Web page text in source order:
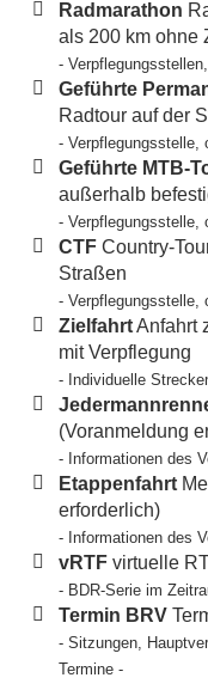
Radmarathon
als 200 km ohne
-
Geführte
Radtour auf der
- Verpflegungsstelle,
Geführte MTB-
außerhalb
- Verpflegungsstelle,
CTF Country-
Straßen
- Verpflegungsstelle,
ZielfahrtAnfahrt
mit Verpflegung
- Individuelle
(Voranmeldung
- Informationen des
Etappenfahrt
erforderlich)
- Informationen des
vRTF virtuelle
- BDR-Serie im
Termin BRV
- Sitzungen,
Termine -